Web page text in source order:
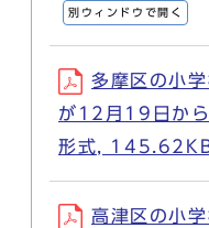
別ウィンドウで開く
多摩区の小
が12月19日か
形式,
高津区の小